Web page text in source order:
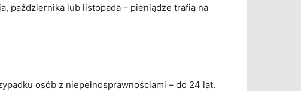
października lub listopada – pieniądze trafią na
osób z niepełnosprawnościami – do 24 lat.